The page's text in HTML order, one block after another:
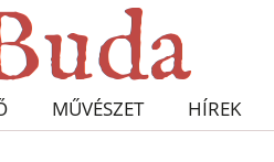
MŰVÉSZET HÍREK